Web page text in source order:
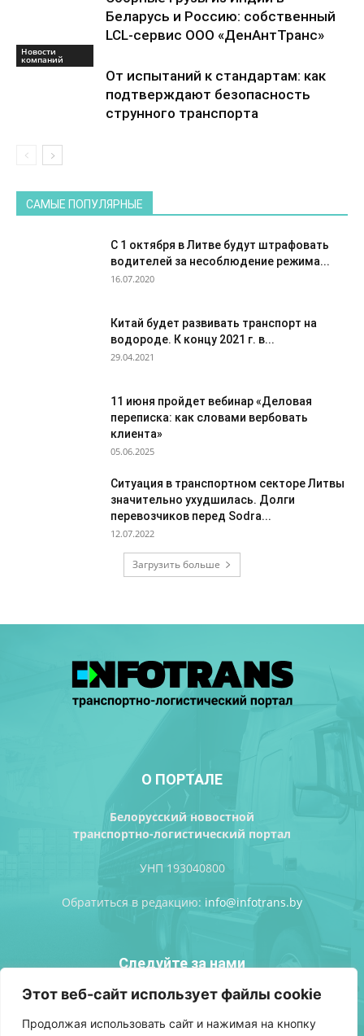
Этот веб-сайт использует файлы cookie
Продолжая использовать сайт и нажимая на кнопку
Беларусь и Россию: собственный
LCL-сервис ООО «ДенАнтТранс»
Новости
компаний
От испытаний к стандартам: как
подтверждают безопасность
струнного транспорта
САМЫЕ ПОПУЛЯРНЫЕ
С 1 октября в Литве будут штрафовать
водителей за несоблюдение режима...
16.07.2020
Китай будет развивать транспорт на
водороде. К концу 2021 г. в...
29.04.2021
11 июня пройдет вебинар «Деловая
переписка: как словами вербовать
клиента»
05.06.2025
Ситуация в транспортном секторе Литвы
значительно ухудшилась. Долги
перевозчиков перед Sodra...
12.07.2022
Загрузить больше
О ПОРТАЛЕ
Белорусский новостной
транспортно-логистический портал
УНП 193040800
Обратиться в редакцию: info@infotrans.bу
Следуйте за нами